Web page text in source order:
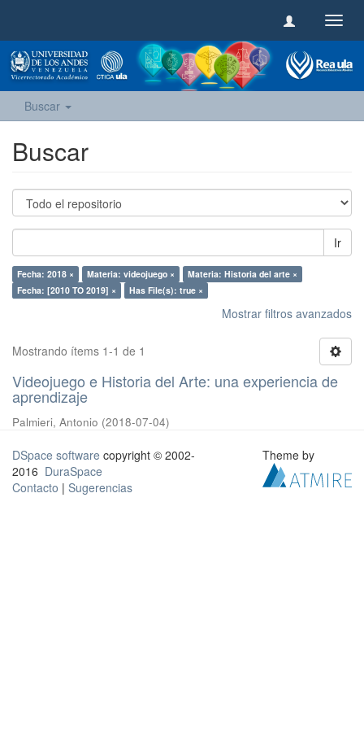
Buscar
Buscar
Ir
Fecha: 2018 × Materia: videojuego ×
Materia: Historia del arte ×
Fecha: [2010 TO 2019] ×
Has File(s): true ×
Mostrar filtros avanzados
Mostrando ítems 1-1 de 1
Videojuego e Historia del Arte: una experiencia de
aprendizaje
Palmieri, Antonio (2018-07-04)
DSpace software copyright © 2002-
2016 DuraSpace
Contacto | Sugerencias
Theme by